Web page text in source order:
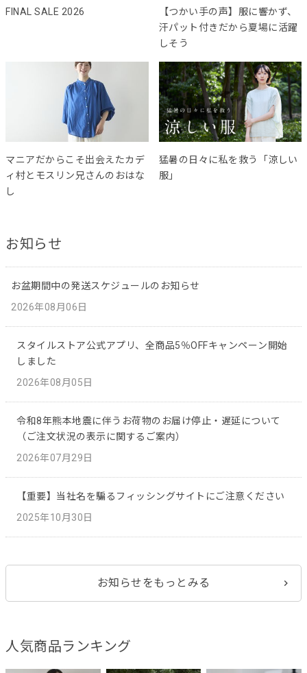
FINAL SALE 2026
【つかい手の声】服に響かず、
汗パット付きだから夏場に活躍
しそう
マニアだからこそ出会えたカデ
ィ村とモスリン兄さんのおはな
し
猛暑の日々に私を救う「涼しい
服」
お知らせ
お盆期間中の発送スケジュールのお知らせ
2026年08月06日
スタイルストア公式アプリ、全商品5％OFFキャンペーン開始
しました
2026年08月05日
令和8年熊本地震に伴うお荷物のお届け停止・遅延について
（ご注文状況の表示に関するご案内）
2026年07月29日
【重要】当社名を騙るフィッシングサイトにご注意ください
2025年10月30日
お知らせをもっとみる
人気商品ランキング